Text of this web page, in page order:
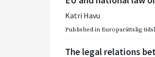
Katri Havu
Published inEuroparättslig
The legal relations